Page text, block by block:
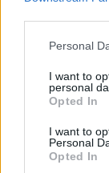
Personal
I want to
personal
Opted In
I want to
Personal
Opted In
Quotazioni